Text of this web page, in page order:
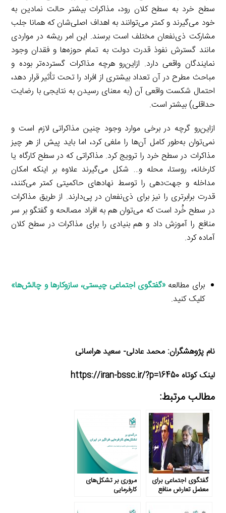
سطح خرد به سطح کلان رود، مذاکرات بیشتر حالت نمادین به
خود می‌گیرند و کمتر می‌توانند به اهداف اصلی‌شان که همانا جلب
مشارکت ذی‌نفعان مختلف است برسند. این امر ریشه در مواردی
مانند گسترش نفوذ قدرت دولت به تمام حوزه‌ها و فقدان وجود
نمایندگان واقعی دارد. ازاین‌رو هرچه مذاکرات گسترده‌تر بوده و
مباحث مطرح در آن تعداد بیشتری از افراد را تحت تأثیر قرار دهد،
احتمال شکست واقعی آن (به معنای رسیدن به نتایجی با رضایت
حداقلی) بیشتر است.
ازاین‌رو گرچه در برخی موارد وجود چنین مذاکراتی لازم است و
نمی‌توان به‌طور کامل آن‌ها را ملغی کرد، اما باید پیش از هر چیز
مذاکرات در سطح خرد را ترویج کرد. مذاکراتی که در سطح کارگاه یا
کارخانه، روستا، محله و… شکل می‌گیرند علاوه بر اینکه امکان
مداخله و جهت‌دهی را توسط نهادهای حاکمیتی کمتر می‌کنند،
قدرت برابرتری را نیز برای ذی‌نفعان در پی‌دارند. از طریق مذاکرات
در سطح خُرد است که می‌توان هم به افراد مصالحه و گفتگو بر سر
منافع را آموزش داد و هم بنیادی را برای مذاکرات در سطح کلان
آماده کرد.
برای مطالعه «گفتگوی اجتماعی چیستی، سازوکارها و چالش‌ها»
کلیک کنید.
نام پژوهشگران: محمد عادلی- سعید هراسانی
لینک کوتاه https://iran-bssc.ir/?p=16450
مطالب مرتبط:
گفتگوی اجتماعی برای
معضل تعارض منافع
مروری بر تشکل‌های
کارفرمایی